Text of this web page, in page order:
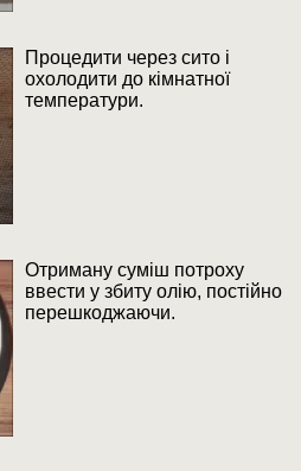
Процедити через сито і
охолодити до кімнатної
температури.
Отриману суміш потроху
ввести у збиту олію, постійно
перешкоджаючи.